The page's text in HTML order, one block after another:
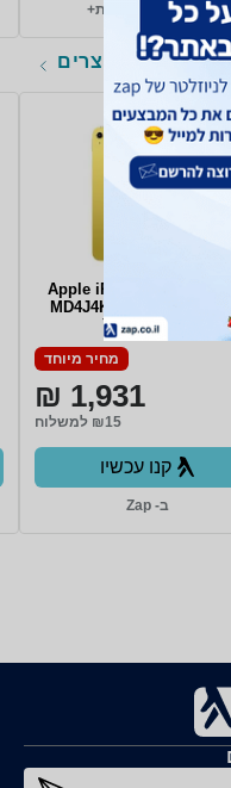
ב- חיון טכנולוגיות+
לכל המוצרים
אייפד Apple iPad 2025 WiFi
MD4J4KN/A 11-inch
בצבע Yellow
מחיר מיוחד
1,931 ₪
₪15 למשלוח
קנו עכשיו
ב- Zap